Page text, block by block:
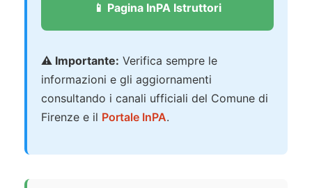
📱 Pagina InPA Istruttori
⚠️ Importante: Verifica sempre le
informazioni e gli aggiornamenti
consultando i canali ufficiali del Comune di
Firenze e il Portale InPA.